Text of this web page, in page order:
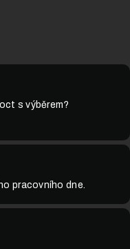
s výběrem?
pracovního dne.